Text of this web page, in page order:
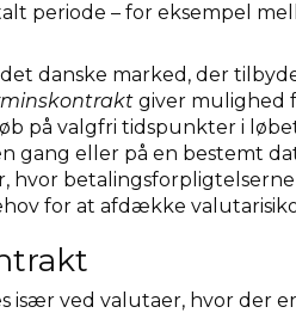
periode – for eksempel
danske marked, der
giver mulighed
på valgfri tidspunkter i
gang eller på en bestemt
hvor
for at afdække
især ved valutaer, hvor der